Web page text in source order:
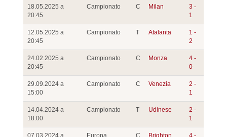
18.05.2025 a
20:45
Campionato C Milan
3 -
1
12.05.2025 a
20:45
Campionato T Atalanta
1 -
2
24.02.2025 a
20:45
Campionato C Monza
4 -
0
29.09.2024 a
15:00
Campionato C Venezia
2 -
1
14.04.2024 a
18:00
Campionato T Udinese
2 -
1